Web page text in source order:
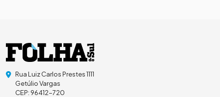
Rua Luiz Carlos Prestes 1111
Getúlio Vargas
CEP: 96412-720